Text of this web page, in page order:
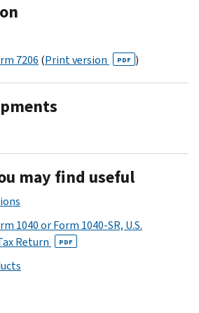
7206 (Print version PDF )
may find useful
1040 or Form 1040-SR, U.S.
Return
PDF